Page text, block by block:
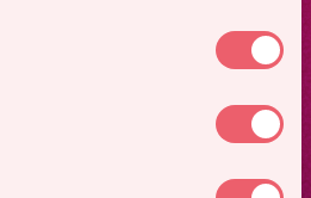
is onderdeel van Fidder
tientallen jaren een